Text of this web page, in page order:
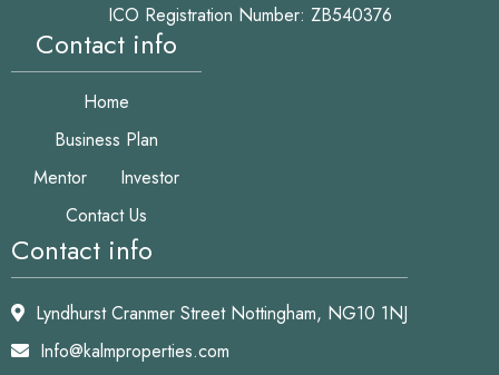
ICO Registration Number: ZB540376
Contact info
Home
Business Plan
Mentor
Investor
Contact Us
Contact info
Lyndhurst Cranmer Street Nottingham, NG10 1NJ
Info@kalmproperties.com